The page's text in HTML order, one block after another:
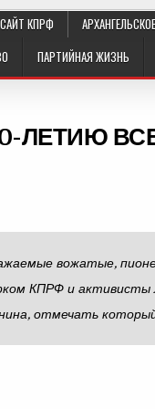
КПРФ
ПАРТИЙНАЯ ЖИЗНЬ
ЛЕТИЮ
вожатые,
КПРФ и активисты
отмечать